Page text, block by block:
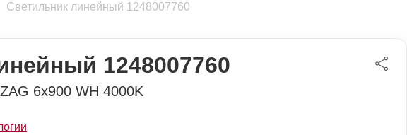
Светильник линейный 1248007760
1248007760
6x900 WH 4000K